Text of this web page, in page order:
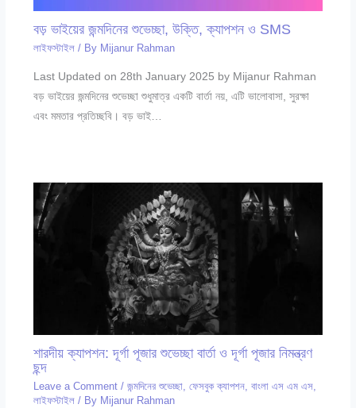
বড় ভাইয়ের জন্মদিনের শুভেচ্ছা, উক্তি, ক্যাপশন ও SMS
লাইফস্টাইল/ By Mijanur Rahman
Last Updated on 28th January 2025 by Mijanur Rahman
বড় ভাইয়ের জন্মদিনের শুভেচ্ছা শুধুমাত্র একটি বার্তা নয়, এটি ভালোবাসা, সুরক্ষা
এবং মমতার প্রতিচ্ছবি। বড় ভাই…
শারদীয় ক্যাপশন: দূর্গা পূজার শুভেচ্ছা বার্তা ও দূর্গা পূজার নিমন্ত্রণ
ছন্দ
Leave a Comment / জন্মদিনের শুভেচ্ছা, ফেসবুক ক্যাপশন, বাংলা এস এম এস,
লাইফস্টাইল/ By Mijanur Rahman